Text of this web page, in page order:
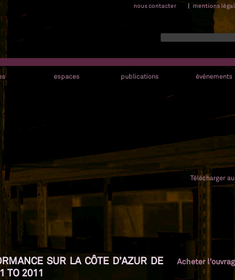
nous contacter | mentions
espaces publications événements
Télécharger
SUR LA CÔTE D’AZUR DE
TO 2011
Acheter